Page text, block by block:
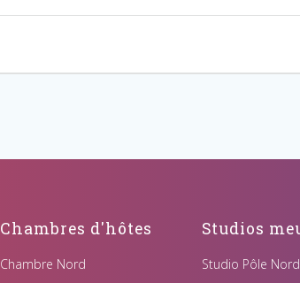
Chambres d'hôtes
Chambre Nord
Studios
Studio Pôle Nord